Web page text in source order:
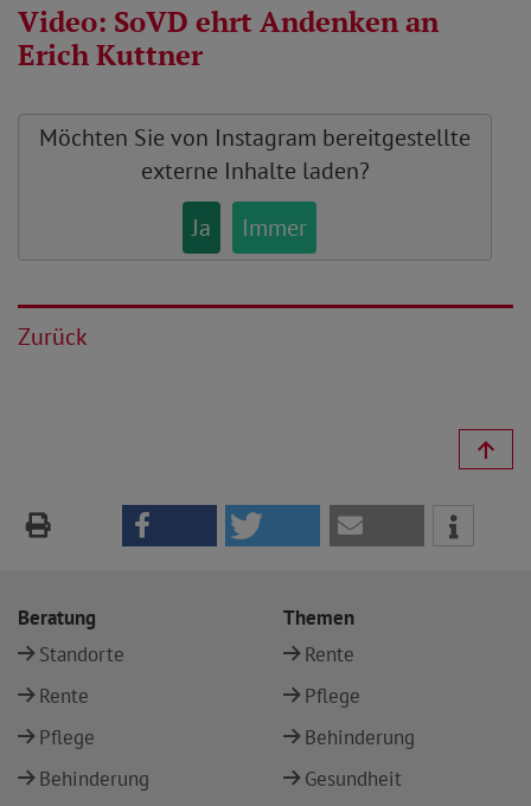
Video: SoVD ehrt Andenken an
Erich Kuttner
Möchten Sie von Instagram bereitgestellte
externe Inhalte laden?
Ja
Immer
Zurück
Beratung
Standorte
Rente
Pflege
Behinderung
Themen
Rente
Pflege
Behinderung
Gesundheit